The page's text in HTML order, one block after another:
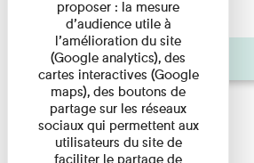
l'Imprimerie n°10 À ...
Pages
proposer : la mesure
d’audience utile à
l’amélioration du site
(Google analytics), des
cartes interactives (Google
maps), des boutons de
partage sur les réseaux
sociaux qui permettent aux
utilisateurs du site de
faciliter le partage de